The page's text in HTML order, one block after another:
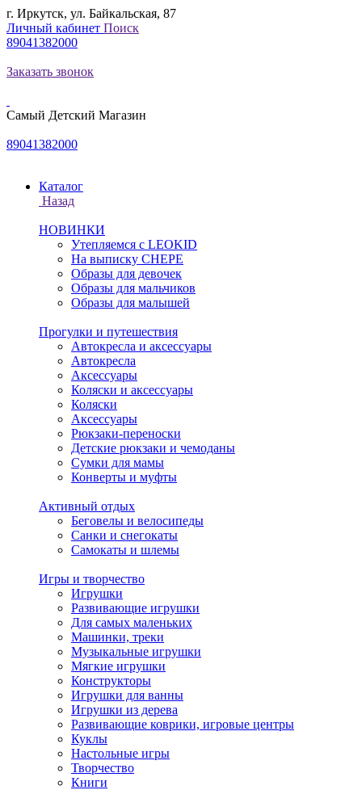
г. Иркутск, ул. Байкальская, 87
Личный кабинет Поиск
89041382000
Заказать звонок
Самый Детский Магазин
89041382000
Каталог
Назад
НОВИНКИ
Утепляемся с LEOKID
На выписку CHEPE
Образы для девочек
Образы для мальчиков
Образы для малышей
Прогулки и путешествия
Автокресла и аксессуары
Автокресла
Аксессуары
Коляски и аксессуары
Коляски
Аксессуары
Рюкзаки-переноски
Детские рюкзаки и чемоданы
Сумки для мамы
Конверты и муфты
Активный отдых
Беговелы и велосипеды
Санки и снегокаты
Самокаты и шлемы
Игры и творчество
Игрушки
Развивающие игрушки
Для самых маленьких
Машинки, треки
Музыкальные игрушки
Мягкие игрушки
Конструкторы
Игрушки для ванны
Игрушки из дерева
Развивающие коврики, игровые центры
Куклы
Настольные игры
Творчество
Книги